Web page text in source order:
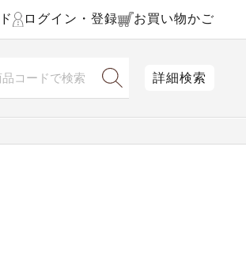
ログイン・登録 お買い物かご
詳細検索